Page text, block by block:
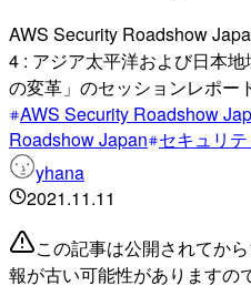
AWS Security Roadshow
4 : アジア太平洋および日本
の変革」のセッションレポー
AWS Security Roadshow
Roadshow Japan セキュリテ
yhana
2021.11.11
この記事は公開されてか
報が古い可能性がありますの